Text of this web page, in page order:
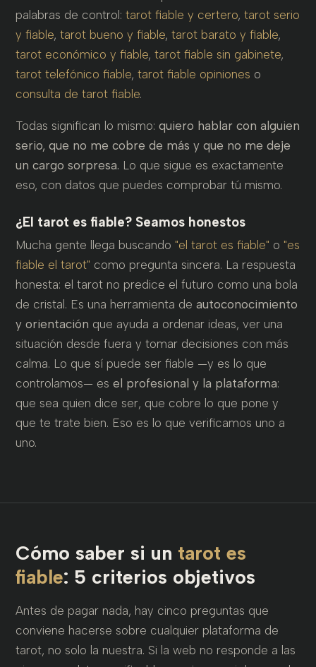
palabras de control: tarot fiable y certero, tarot serio
y fiable, tarot bueno y fiable, tarot barato y fiable,
tarot económico y fiable, tarot fiable sin gabinete,
tarot telefónico fiable, tarot fiable opiniones o
consulta de tarot fiable.
Todas significan lo mismo: quiero hablar con alguien
serio, que no me cobre de más y que no me deje
un cargo sorpresa. Lo que sigue es exactamente
eso, con datos que puedes comprobar tú mismo.
¿El tarot es fiable? Seamos honestos
Mucha gente llega buscando "el tarot es fiable" o "es
fiable el tarot" como pregunta sincera. La respuesta
honesta: el tarot no predice el futuro como una bola
de cristal. Es una herramienta de autoconocimiento
y orientación que ayuda a ordenar ideas, ver una
situación desde fuera y tomar decisiones con más
calma. Lo que sí puede ser fiable —y es lo que
controlamos— es el profesional y la plataforma:
que sea quien dice ser, que cobre lo que pone y
que te trate bien. Eso es lo que verificamos uno a
uno.
Cómo saber si un tarot es
fiable: 5 criterios objetivos
Antes de pagar nada, hay cinco preguntas que
conviene hacerse sobre cualquier plataforma de
tarot, no solo la nuestra. Si la web no responde a las